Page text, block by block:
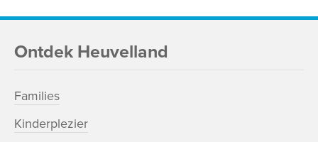
Ontdek Heuvelland
Families
Kinderplezier